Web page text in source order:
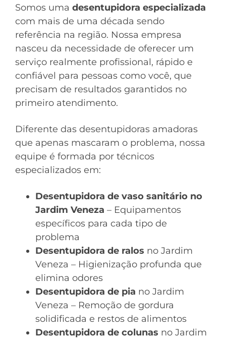
Somos uma desentupidora especializada
com mais de uma década sendo
referência na região. Nossa empresa
nasceu da necessidade de oferecer um
serviço realmente profissional, rápido e
confiável para pessoas como você, que
precisam de resultados garantidos no
primeiro atendimento.
Diferente das desentupidoras amadoras
que apenas mascaram o problema, nossa
equipe é formada por técnicos
especializados em:
Desentupidora de vaso sanitário no
Jardim Veneza – Equipamentos
específicos para cada tipo de
problema
Desentupidora de ralos no Jardim
Veneza – Higienização profunda que
elimina odores
Desentupidora de pia no Jardim
Veneza – Remoção de gordura
solidificada e restos de alimentos
Desentupidora de colunas no Jardim